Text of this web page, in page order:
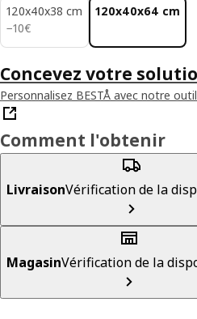
120x40x38 cm
−10€
10€
120x40x64 cm
Concevez votre
Personnalisez BESTÅ avec notre
Comment l'obtenir
LivraisonVérification de la
MagasinVérification de la